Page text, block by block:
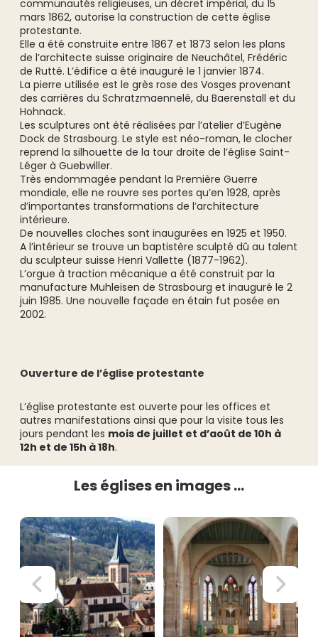
communautés religieuses, un décret impérial, du 15
mars 1862, autorise la construction de cette église
protestante.
Elle a été construite entre 1867 et 1873 selon les plans
de l’architecte suisse originaire de Neuchâtel, Frédéric
de Rutté. L’édifice a été inauguré le 1 janvier 1874.
La pierre utilisée est le grès rose des Vosges provenant
des carrières du Schratzmaennelé, du Baerenstall et du
Hohnack.
Les sculptures ont été réalisées par l’atelier d’Eugène
Dock de Strasbourg. Le style est néo-roman, le clocher
reprend la silhouette de la tour droite de l’église Saint-
Léger à Guebwiller.
Très endommagée pendant la Première Guerre
mondiale, elle ne rouvre ses portes qu’en 1928, après
d’importantes transformations de l’architecture
intérieure.
De nouvelles cloches sont inaugurées en 1925 et 1950.
A l’intérieur se trouve un baptistère sculpté dû au talent
du sculpteur suisse Henri Vallette (1877-1962).
L’orgue à traction mécanique a été construit par la
manufacture Muhleisen de Strasbourg et inauguré le 2
juin 1985. Une nouvelle façade en étain fut posée en
2002.
Ouverture de l’église protestante
L’église protestante est ouverte pour les offices et
autres manifestations ainsi que pour la visite tous les
jours pendant les mois de juillet et d’août de 10h à
12h et de 15h à 18h.
Les églises en images …